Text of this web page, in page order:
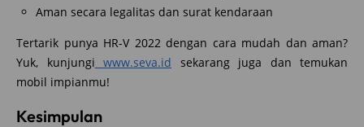
Aman secara legalitas dan surat kendaraan
Tertarik punya HR-V 2022 dengan cara mudah dan aman?
Yuk, kunjungi www.seva.id sekarang juga dan temukan
mobil impianmu!
Kesimpulan